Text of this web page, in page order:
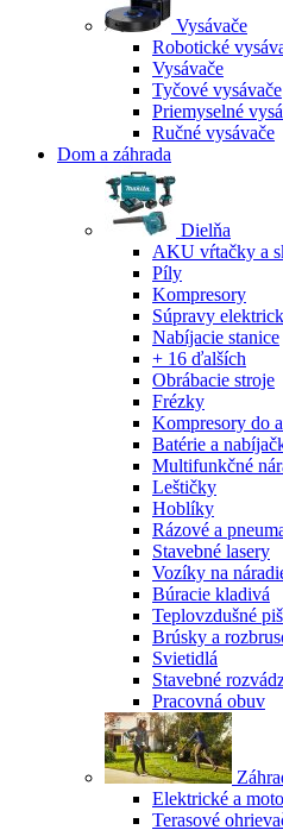
Vysávače
Robotické
Vysávače
Tyčové vysávače
Priemyselné
Ručné vysávače
Dom a záhrada
Dielňa
AKU vŕtačky a
Píly
Kompresory
Súpravy
Nabíjacie stanice
+ 16 ďalších
Obrábacie stroje
Frézky
Kompresory do
Batérie a
Multifunkčné
Leštičky
Hoblíky
Rázové a
Stavebné lasery
Vozíky na
Búracie kladivá
Teplovzdušné
Brúsky a
Svietidlá
Stavebné
Pracovná obuv
Elektrické a
Terasové